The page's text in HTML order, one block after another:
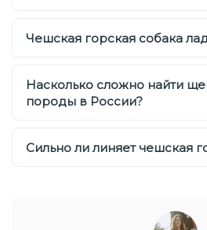
Чешская горская собака
Насколько сложно найти
породы в России?
Сильно ли линяет чешская